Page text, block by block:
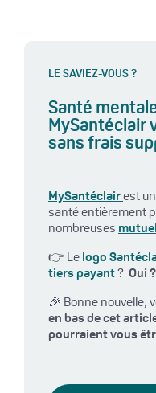
LE SAVIEZ-VOUS ?
Santé
MySantéclair
sans frais
MySantéclairest
santé entièrement
nombreuses
👉 Lelogo
tiers payant? Oui ?
🎉 Bonne nouvelle,
en bas de cet
pourraient vous